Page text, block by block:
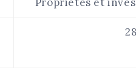
Propriétés et